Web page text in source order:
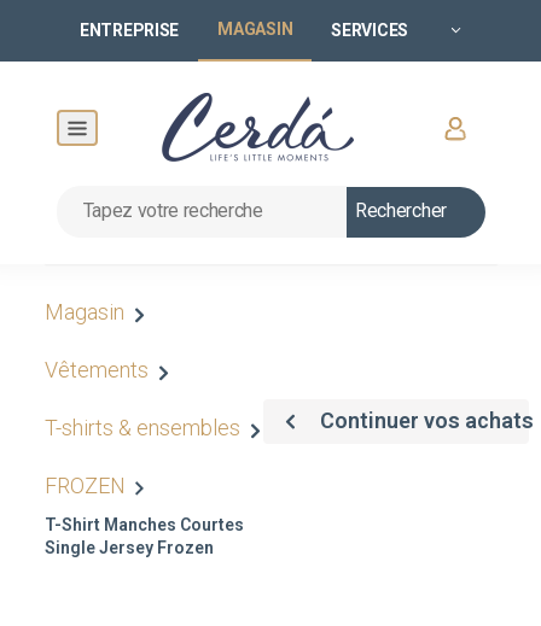
ENTREPRISE MAGASIN SERVICES
Rechercher
Magasin
Vêtements
T-shirts & ensembles
FROZEN
T-Shirt Manches Courtes
Single Jersey Frozen
Continuer vos achats